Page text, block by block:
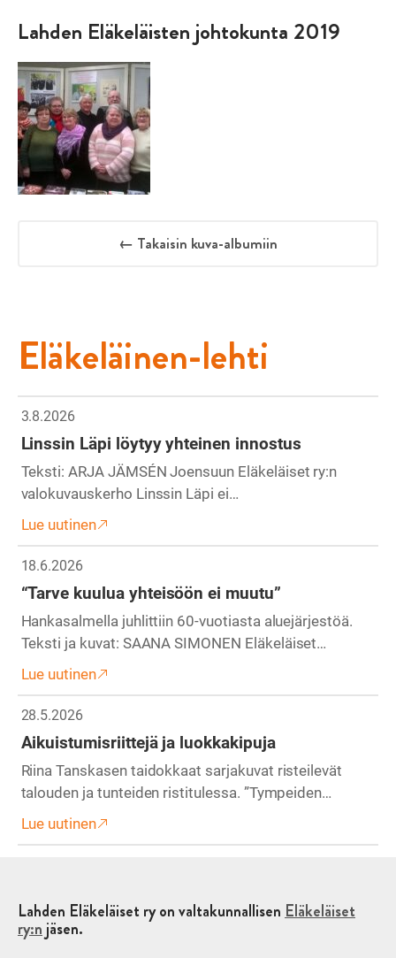
Lahden Eläkeläisten johtokunta 2019
← Takaisin kuva-albumiin
Eläkeläinen-lehti
3.8.2026
Linssin Läpi löytyy yhteinen innostus
Teksti: ARJA JÄMSÉN Joensuun Eläkeläiset ry:n
valokuvauskerho Linssin Läpi ei…
Lue uutinen
18.6.2026
“Tarve kuulua yhteisöön ei muutu”
Hankasalmella juhlittiin 60-vuotiasta aluejärjestöä.
Teksti ja kuvat: SAANA SIMONEN Eläkeläiset…
Lue uutinen
28.5.2026
Aikuistumisriittejä ja luokkakipuja
Riina Tanskasen taidokkaat sarjakuvat risteilevät
talouden ja tunteiden ristitulessa. ”Tympeiden…
Lue uutinen
Lahden Eläkeläiset ry on valtakunnallisen Eläkeläiset
ry:n jäsen.